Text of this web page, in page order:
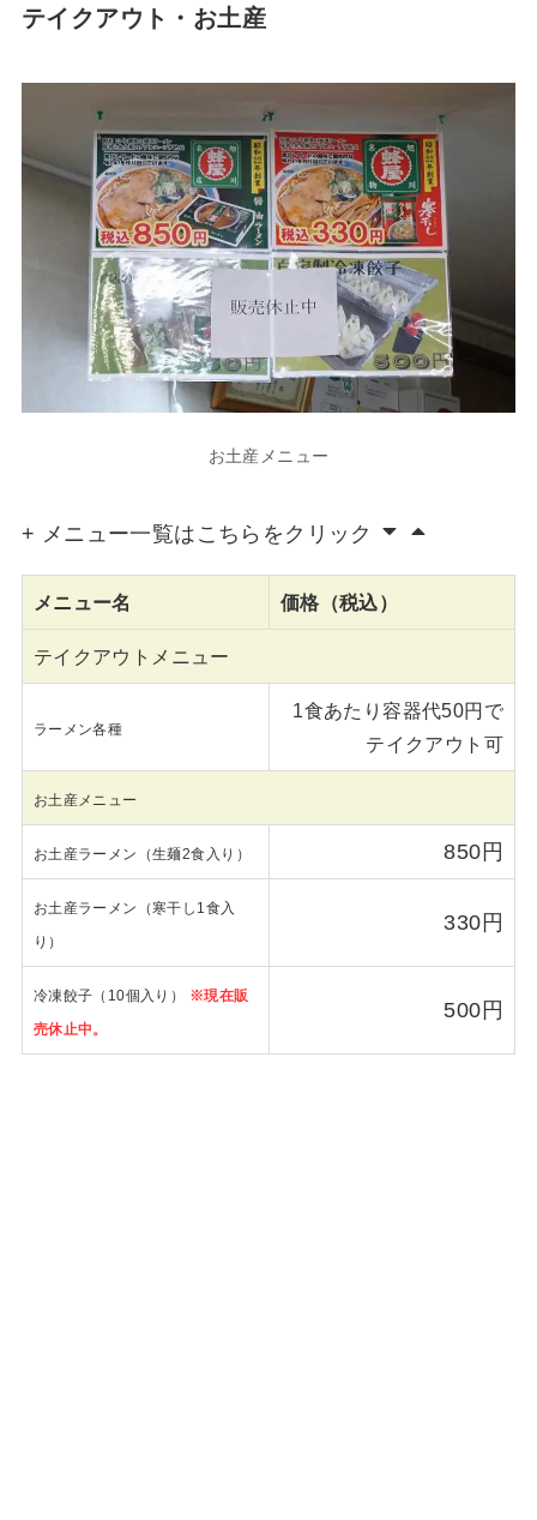
テイクアウト・お土産
お土産メニュー
+ メニュー一覧はこちらをクリック
メニュー名 価格（税込）
テイクアウトメニュー
ラーメン各種
1食あたり容器代50円で
テイクアウト可
お土産メニュー
お土産ラーメン（生麺2食入り） 850円
お土産ラーメン（寒干し1食入
り）
330円
冷凍餃子（10個入り） ※現在販
売休止中。
500円